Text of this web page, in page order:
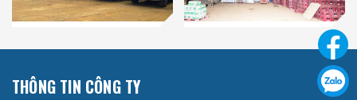
THÔNG TIN CÔNG TY